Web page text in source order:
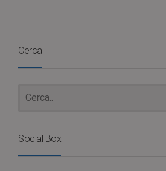
Cerca
Social Box